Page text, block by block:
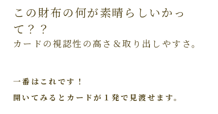
この財布の何が素晴らしいかっ
て？？
カードの視認性の高さ＆取り出しやすさ。
一番はこれです！
開いてみるとカードが１発で見渡せます。